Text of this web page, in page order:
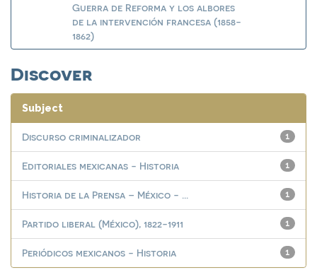
Guerra de Reforma y los albores
de la intervención francesa (1858-
1862)
Discover
Subject
1
Discurso criminalizador
1
Editoriales mexicanas - Historia
1
Historia de la Prensa – México - ...
1
Partido liberal (México), 1822-1911
1
Periódicos mexicanos - Historia